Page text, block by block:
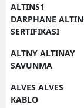
ALTINS1
DARPHANE ALTIN
SERTIFIKASI
ALTNY ALTINAY
SAVUNMA
ALVES ALVES
KABLO